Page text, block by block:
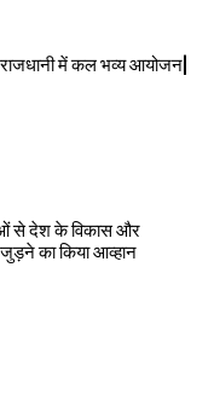
में कल भव्य आयोजन|
से देश के विकास और
का किया आव्हान